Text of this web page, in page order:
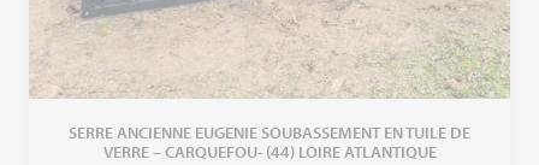
SERRE ANCIENNE EUGENIE SOUBASSEMENT EN TUILE DE
VERRE – CARQUEFOU- (44) LOIRE ATLANTIQUE